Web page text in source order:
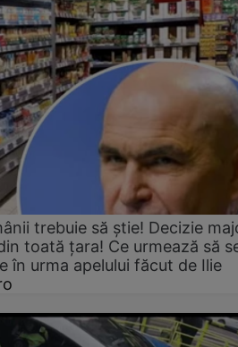
trebuie să știe! Decizie
toată țara! Ce urmează să
în urma apelului făcut de Ilie